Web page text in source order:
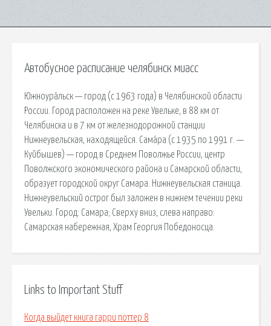
Автобусное расписание челябинск миасс
Южноура́льск — город (с 1963 года) в Челябинской области
России. Город расположен на реке Увельке, в 88 км от
Челябинска и в 7 км от железнодорожной станции
Нижнеувельская, находящейся. Сама́ра (с 1935 по 1991 г. —
Куйбышев) — город в Среднем Поволжье России, центр
Поволжского экономического района и Самарской области,
образует городской округ Самара. Нижнеувельская станица.
Нижнеувельский острог был заложен в нижнем течении реки
Увельки. Город: Самара; Сверху вниз, слева направо:
Самарская набережная, Храм Георгия Победоносца.
Links to Important Stuff
Когда выйдет книга гарри поттер 8